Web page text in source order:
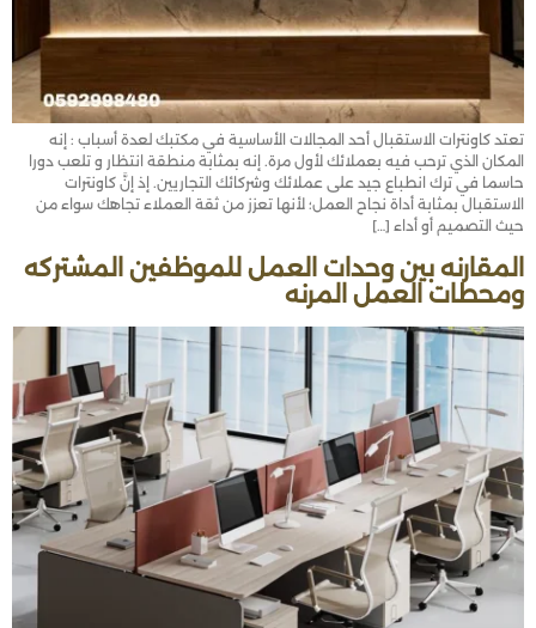
تعتد كاونترات الاستقبال أحد المجالات الأساسية في مكتبك لعدة أسباب : إنه
المكان الذي ترحب فيه بعملائك لأول مرة. إنه بمثابة منطقة انتظار و تلعب دورا
حاسما في ترك انطباع جيد على عملائك وشركائك التجاريين. إذ إنَّ كاونترات
الاستقبال بمثابة أداة نجاح العمل؛ لأنها تعزز من ثقة العملاء تجاهك سواء من
حيث التصميم أو أداء […]
المقارنه بين وحدات العمل للموظفين المشتركه
ومحطات العمل المرنه